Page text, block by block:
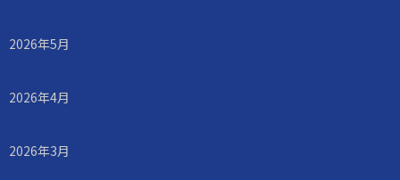
2026年5月
2026年4月
2026年3月